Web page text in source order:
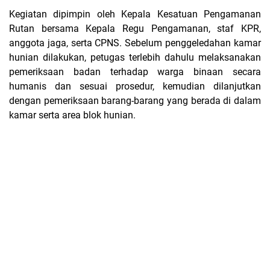
Kegiatan dipimpin oleh Kepala Kesatuan Pengamanan
Rutan bersama Kepala Regu Pengamanan, staf KPR,
anggota jaga, serta CPNS. Sebelum penggeledahan kamar
hunian dilakukan, petugas terlebih dahulu melaksanakan
pemeriksaan badan terhadap warga binaan secara
humanis dan sesuai prosedur, kemudian dilanjutkan
dengan pemeriksaan barang-barang yang berada di dalam
kamar serta area blok hunian.